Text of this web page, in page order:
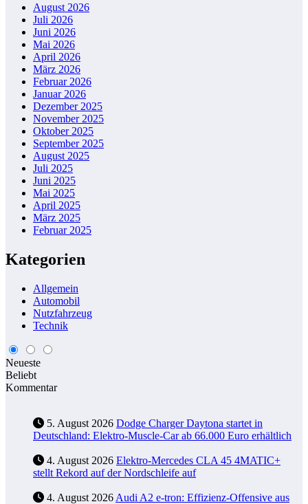
August 2026
Juli 2026
Juni 2026
Mai 2026
April 2026
März 2026
Februar 2026
Januar 2026
Dezember 2025
November 2025
Oktober 2025
September 2025
August 2025
Juli 2025
Juni 2025
Mai 2025
April 2025
März 2025
Februar 2025
Kategorien
Allgemein
Automobil
Nutzfahrzeug
Technik
Neueste
Beliebt
Kommentar
5. August 2026 Dodge Charger Daytona startet in
Deutschland: Elektro-Muscle-Car ab 66.000 Euro erhältlich
4. August 2026 Elektro-Mercedes CLA 45 4MATIC+
stellt Rekord auf der Nordschleife auf
4. August 2026 Audi A2 e-tron: Effizienz-Offensive aus